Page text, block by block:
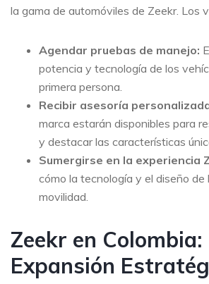
la gama de automóviles de Zeekr. Los
Agendar pruebas de manejo:
potencia y tecnología de los
primera persona.
Recibir asesoría
marca estarán disponibles para
y destacar las características
Sumergirse en la experiencia
cómo la tecnología y el diseño de
movilidad.
Zeekr en Colombia:
Expansión